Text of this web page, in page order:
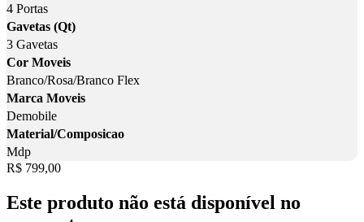
4 Portas
Gavetas (Qt)
3 Gavetas
Cor Moveis
Branco/Rosa/Branco Flex
Marca Moveis
Demobile
Material/Composicao
Mdp
Price:
R$ 799,00
Este produto não está disponível no